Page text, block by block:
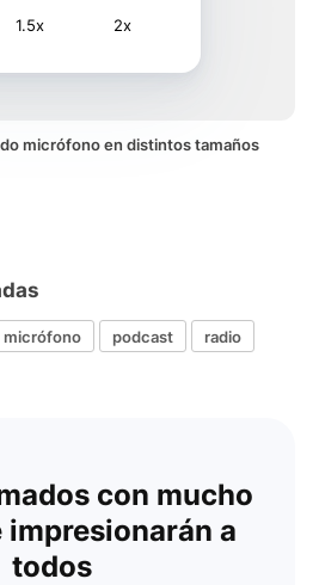
1.5x 2x
micrófono en distintos tamaños
micrófono podcast
radio
con mucho
a
todos